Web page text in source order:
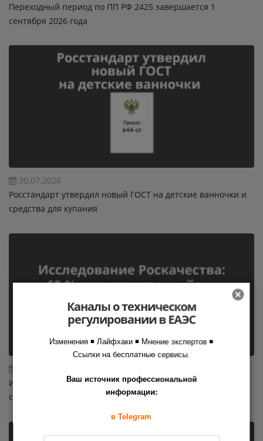
Переходный период по ПП РФ 2425 завершается 1
сентября 2026 года
30.07.2026
Росстандарт утвердил новый ГОСТ на детские ванночки и
средства для купания
Исследование Роскачества: 65 % зарядных устройств не
соответствуют требованиям ТР ТС / ЕАЭС
Каналы о техническом
регулировании в ЕАЭС
Изменения ◾ Лайфхаки ◾ Мнение экспертов ◾
Ссылки на бесплатные сервисы.
Ваш источник профессиональной
информации:
в Telegram